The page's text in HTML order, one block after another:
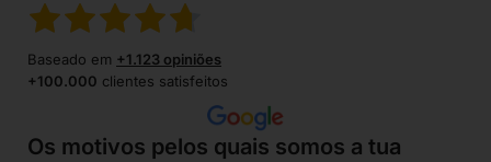
Baseado em +1.123 opiniões
+100.000 clientes satisfeitos
Os motivos pelos quais somos a tua